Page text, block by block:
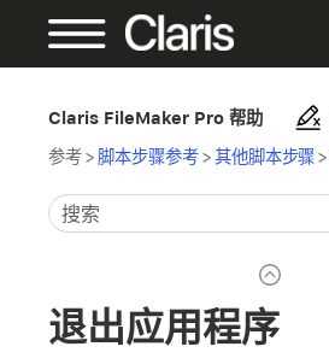
Claris FileMaker Pro 帮助
参考> 脚本步骤参考>其他脚本步骤>
退出应用程序